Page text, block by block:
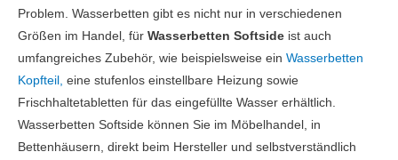
Problem. Wasserbetten gibt es nicht nur in verschiedenen
Größen im Handel, für Wasserbetten Softside ist auch
umfangreiches Zubehör, wie beispielsweise ein Wasserbetten
Kopfteil, eine stufenlos einstellbare Heizung sowie
Frischhaltetabletten für das eingefüllte Wasser erhältlich.
Wasserbetten Softside können Sie im Möbelhandel, in
Bettenhäusern, direkt beim Hersteller und selbstverständlich